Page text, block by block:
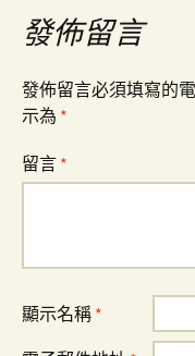
覽發佈留言
發佈留言必須填寫的
示為 *
留言 *
顯示名稱 *